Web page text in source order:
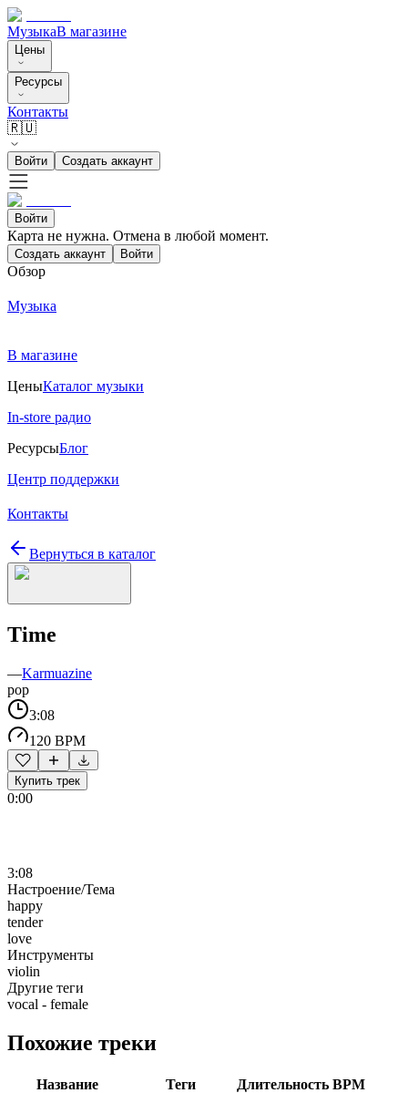
МузыкаВ магазине
Цены
Ресурсы
Контакты
🇷🇺
Войти Создать аккаунт
Войти
Карта не нужна. Отмена в любой момент.
Создать аккаунт Войти
Обзор
Музыка
В магазине
ЦеныКаталог музыки
In-store радио
РесурсыБлог
Центр поддержки
Контакты
Вернуться в каталог
Time
—Karmuazine
pop
3:08
120 BPM
Купить трек
0:00
3:08
Настроение/Тема
happy
tender
love
Инструменты
violin
Другие теги
vocal - female
Похожие треки
Название Теги Длительность BPM